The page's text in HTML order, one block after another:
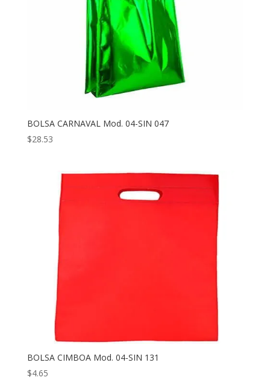
BOLSA CARNAVAL Mod. 04-SIN 047
$28.53
BOLSA CIMBOA Mod. 04-SIN 131
$4.65